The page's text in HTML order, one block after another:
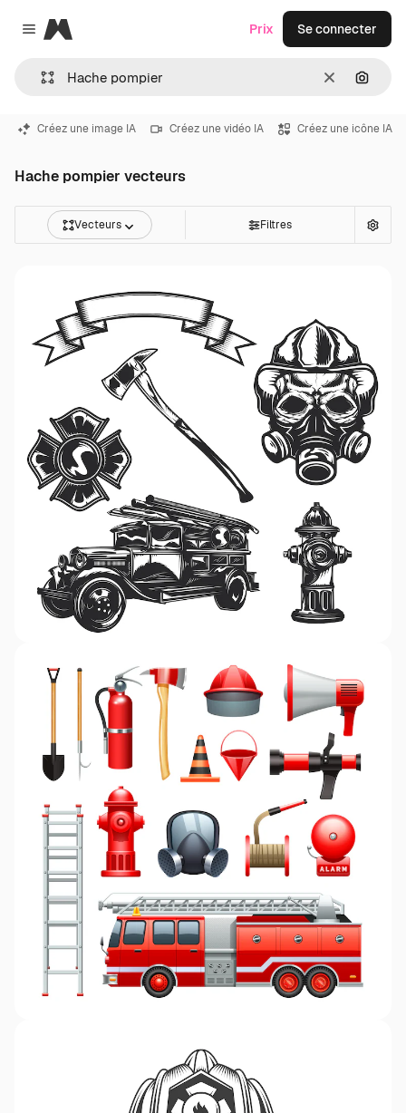
Close menu
Magnific
Effacer
Prix Se connecter
Créez une image IA Créez une vidéo IA Créez une icône IA
Hache pompier vecteurs
Vecteurs Filtres